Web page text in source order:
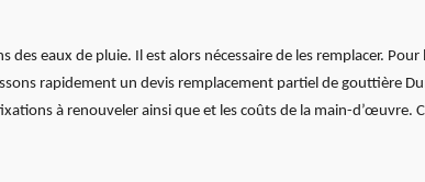
eaux de pluie. Il est alors nécessaire de les remplacer.
rapidement un devis remplacement partiel de gouttière
à renouveler ainsi que et les coûts de la main-d’œuvre.